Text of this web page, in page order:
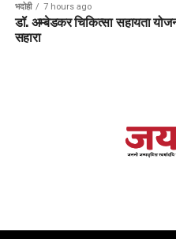
भदोही 7 hours ago
डॉ. अम्बेडकर चिकित्सा सहायता
सहारा